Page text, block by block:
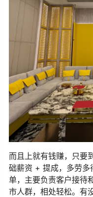
而且上就有钱赚，只要
础薪资 + 提成，多劳多
单，主要负责客户接待
市人群，相处轻松。有